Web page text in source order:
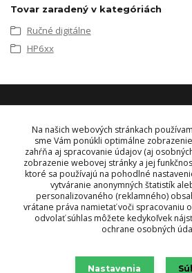
Tovar zaradený v kategóriách
Ručné digitálne
HP6xx
KONTAKT
OBJEDNÁVKY A INFORMÁCIE
+421 948 229 224
info@vysielacky.com
Na našich webových stránkach
sme Vám ponúkli optimálne
zahŕňa aj spracovanie údajov (aj
zobrazenie webovej stránky a jej
ktoré sa používajú na pohodlné
vytváranie anonymných štatistík
personalizovaného (reklamného)
vrátane práva namietať voči spracovaniu
odvolať súhlas môžete kedykoľvek
ochrane osobných
Nastavenia